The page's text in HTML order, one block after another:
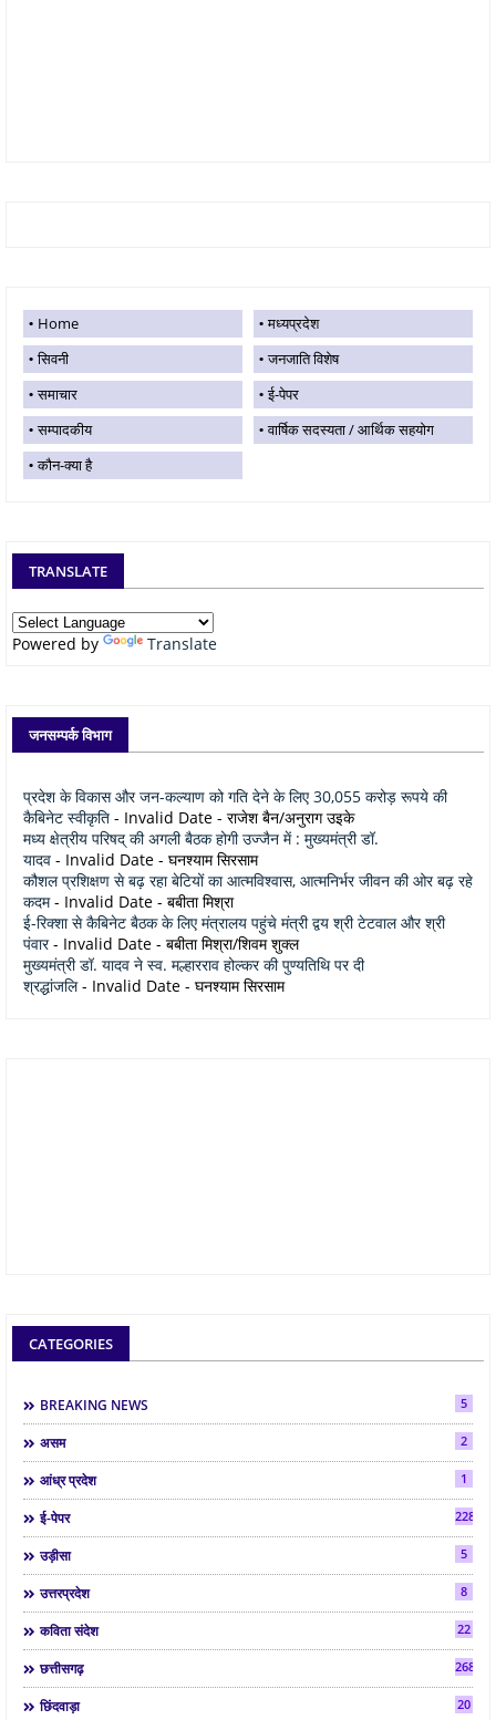
Home
मध्यप्रदेश
सिवनी
जनजाति विशेष
समाचार
ई-पेपर
सम्पादकीय
वार्षिक सदस्यता / आर्थिक सहयोग
कौन-क्या है
TRANSLATE
Powered by Translate
जनसम्पर्क विभाग
प्रदेश के विकास और जन-कल्याण को गति देने के लिए 30,055 करोड़ रूपये की
कैबिनेट स्वीकृति - Invalid Date - राजेश बैन/अनुराग उइके
मध्य क्षेत्रीय परिषद् की अगली बैठक होगी उज्जैन में : मुख्यमंत्री डॉ.
यादव - Invalid Date - घनश्याम सिरसाम
कौशल प्रशिक्षण से बढ़ रहा बेटियों का आत्मविश्वास, आत्मनिर्भर जीवन की ओर बढ़ रहे
कदम- Invalid Date - बबीता मिश्रा
ई-रिक्शा से कैबिनेट बैठक के लिए मंत्रालय पहुंचे मंत्री द्वय श्री टेटवाल और श्री
पंवार- Invalid Date - बबीता मिश्रा/शिवम शुक्ल
मुख्यमंत्री डॉ. यादव ने स्व. मल्हारराव होल्कर की पुण्यतिथि पर दी
श्रद्धांजलि- Invalid Date - घनश्याम सिरसाम
CATEGORIES
BREAKING NEWS 5
असम 2
आंध्र प्रदेश 1
ई-पेपर 2286
उड़ीसा 5
उत्तरप्रदेश 8
कविता संदेश 22
छत्तीसगढ़ 268
छिंदवाड़ा 20